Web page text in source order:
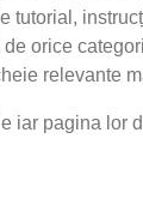
tutorial,
orice
relevante
iar pagina lor